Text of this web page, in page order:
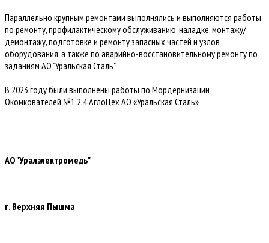
Параллельно крупным ремонтами выполнялись и выполняются работы
по ремонту, профилактическому обслуживанию, наладке, монтажу/
демонтажу, подготовке и ремонту запасных частей и узлов
оборудования, а также по аварийно-восстановительному ремонту по
заданиям АО "Уральская Сталь"
В 2023 году были выполнены работы по Мордернизации
Окомкователей №1,2,4 АглоЦех АО «Уральская Сталь»
АО "Уралэлектромедь"
г. Верхняя Пышма